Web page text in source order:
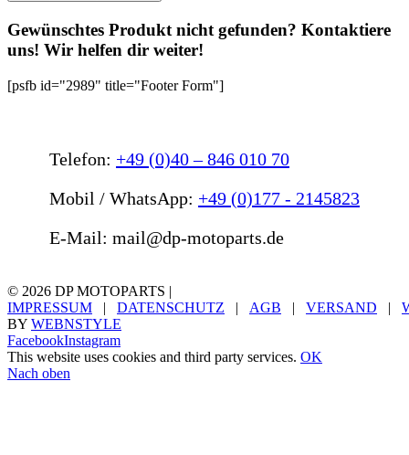
Gewünschtes Produkt nicht gefunden? Kontaktiere
uns! Wir helfen dir weiter!
[psfb id="2989" title="Footer Form"]
Telefon: +49 (0)40 – 846 010 70
Mobil / WhatsApp: +49 (0)177 - 2145823
E-Mail: mail@dp-motoparts.de
© 2026 DP MOTOPARTS |
IMPRESSUM | DATENSCHUTZ | AGB | VERSAND |
BY WEBNSTYLE
FacebookInstagram
This website uses cookies and third party services. OK
Nach oben